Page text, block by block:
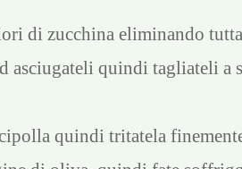
di zucchina eliminando
asciugateli quindi tagliateli a
quindi tritatela